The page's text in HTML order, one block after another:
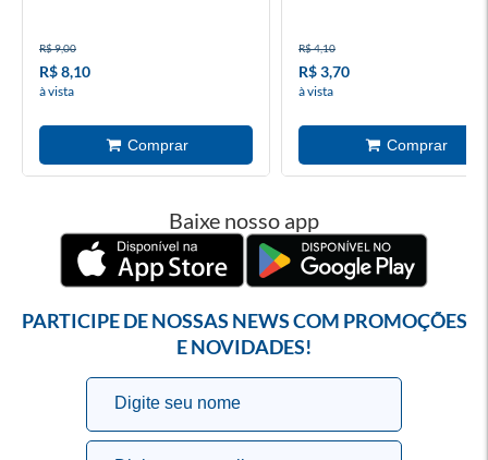
R$ 9,00
R$ 8,10
à vista
R$ 4,10
R$ 3,70
à vista
Baixe nosso app
PARTICIPE DE NOSSAS NEWS COM PROMOÇÕES
E NOVIDADES!